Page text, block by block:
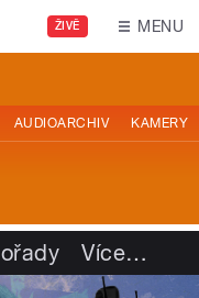
ŽIVĚ MENU
AUDIOARCHIV KAMERY
Více…